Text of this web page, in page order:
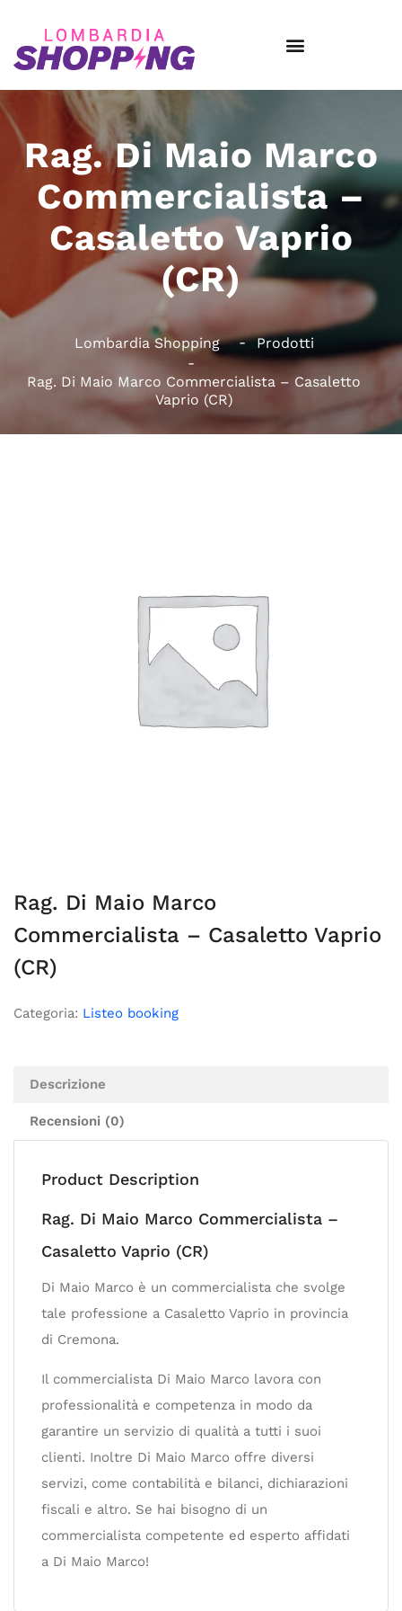
Rag. Di Maio Marco
Commercialista –
Casaletto Vaprio
(CR)
Lombardia Shopping Prodotti
Rag. Di Maio Marco Commercialista – Casaletto
Vaprio (CR)
Rag. Di Maio Marco
Commercialista – Casaletto Vaprio
(CR)
Categoria: Listeo booking
Descrizione
Recensioni (0)
Product Description
Rag. Di Maio Marco Commercialista –
Casaletto Vaprio (CR)
Di Maio Marco è un commercialista che svolge
tale professione a Casaletto Vaprio in provincia
di Cremona.
Il commercialista Di Maio Marco lavora con
professionalità e competenza in modo da
garantire un servizio di qualità a tutti i suoi
clienti. Inoltre Di Maio Marco offre diversi
servizi, come contabilità e bilanci, dichiarazioni
fiscali e altro. Se hai bisogno di un
commercialista competente ed esperto affidati
a Di Maio Marco!